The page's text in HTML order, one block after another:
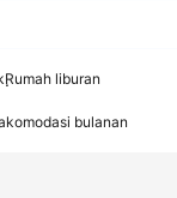
Rumah liburan
bulanan